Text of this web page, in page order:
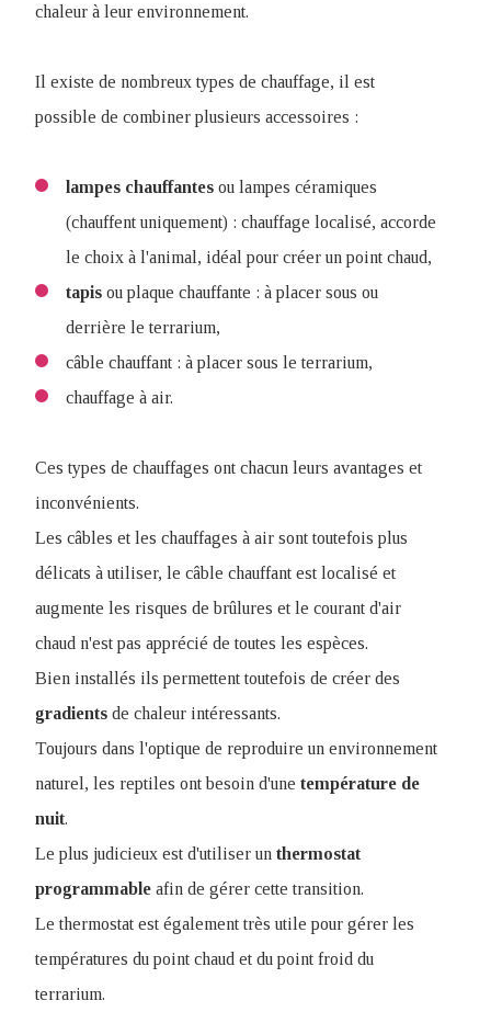
chaleur à leur environnement.
Il existe de nombreux types de chauffage, il est
possible de combiner plusieurs accessoires :
lampes chauffantes ou lampes céramiques
(chauffent uniquement) : chauffage localisé, accorde
le choix à l'animal, idéal pour créer un point chaud,
tapis ou plaque chauffante : à placer sous ou
derrière le terrarium,
câble chauffant : à placer sous le terrarium,
chauffage à air.
Ces types de chauffages ont chacun leurs avantages et
inconvénients.
Les câbles et les chauffages à air sont toutefois plus
délicats à utiliser, le câble chauffant est localisé et
augmente les risques de brûlures et le courant d'air
chaud n'est pas apprécié de toutes les espèces.
Bien installés ils permettent toutefois de créer des
gradients de chaleur intéressants.
Toujours dans l'optique de reproduire un environnement
naturel, les reptiles ont besoin d'une température de
nuit.
Le plus judicieux est d'utiliser un thermostat
programmable afin de gérer cette transition.
Le thermostat est également très utile pour gérer les
températures du point chaud et du point froid du
terrarium.